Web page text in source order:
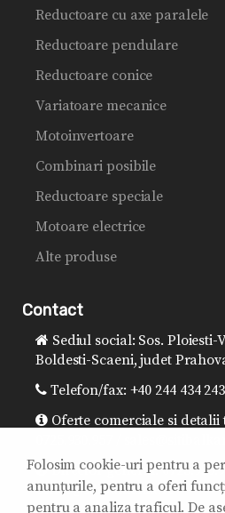
Reductoare cu axe paralele
Reductoare pendulare
Reductoare conice
Variatoare mecanice
Motoinvertoare
Combinari posibile
Reductoare speciale
Motoare electrice
Alte produse
Contact
Sediul social: Sos. Ploiesti-
Boldesti-Scaeni, judet
Telefon/fax: +40 244 434 243
Oferte comerciale si detalii
Director general:
office@sitibalkania.ro
Folosim cookie-uri pentru a
anunțurile, pentru a oferi
pentru a analiza traficul. De